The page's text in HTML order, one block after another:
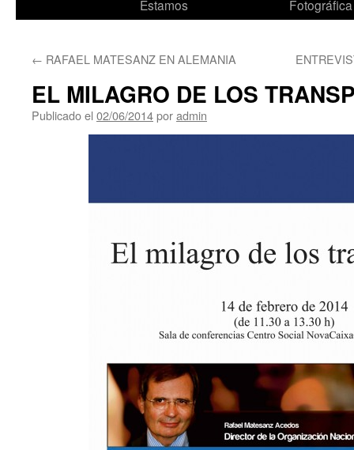
Estamos
Fotográfica
← RAFAEL MATESANZ EN ALEMANIA
EL MILAGRO DE LOS
Publicado el 02/06/2014poradmin